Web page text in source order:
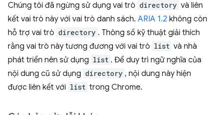
Chúng tôi đã ngừng sử dụng vai trò directory và liên
kết vai trò này với vai trò danh sách. ARIA 1.2 không còn
hỗ trợ vai trò directory . Thông số kỹ thuật giải thích
rằng vai trò này tương đương với vai trò list và nhà
phát triển nên sử dụng list . Để duy trì ngữ nghĩa của
nội dung cũ sử dụng directory , nội dung này hiện
được liên kết với list trong Chrome.